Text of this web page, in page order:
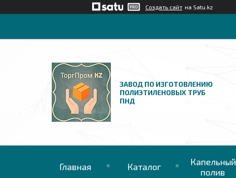
Создать сайт на Satu.kz
ЗАВОД ПО ИЗГОТОВЛЕНИЮ
ПОЛИЭТИЛЕНОВЫХ ТРУБ
ПНД
Главная Каталог
Капельный
полив